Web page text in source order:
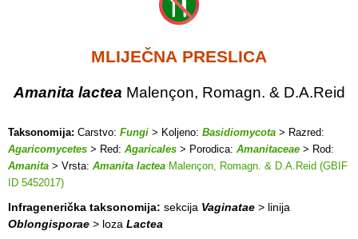
MLIJEČNA PRESLICA
Amanita lactea Malençon, Romagn. & D.A.Reid
Taksonomija: Carstvo: Fungi > Koljeno: Basidiomycota > Razred:
Agaricomycetes > Red: Agaricales > Porodica: Amanitaceae > Rod:
Amanita > Vrsta: Amanita lactea Malençon, Romagn. & D.A.Reid (GBIF
ID 5452017)
Infragenerička taksonomija: sekcija Vaginatae > linija
Oblongisporae > loza Lactea